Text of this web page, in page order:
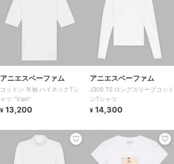
アニエスベーファム
コットン 半袖 ハイネックTシ
ャツ ”Vian”
¥ 13,200
アニエスベーファム
J309 TS ロングスリーブコット
ンTシャツ
¥ 14,300